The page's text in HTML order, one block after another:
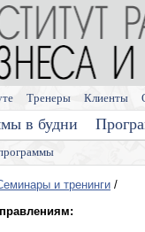
в будни
Тренеры Клиенты
и тренинги /